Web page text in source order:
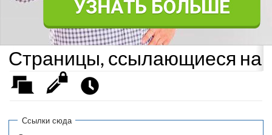
Страницы, ссылающиеся на
Ссылки сюда